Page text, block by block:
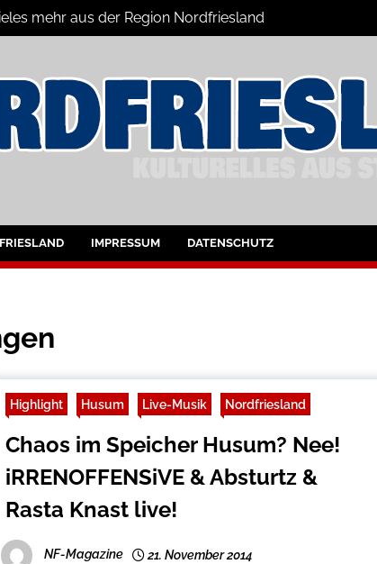
mehr aus der Region Nordfriesland
für Nordfriesland und Husum
IMPRESSUM DATENSCHUTZ
Highlight Husum Live-Musik Nordfriesland
Chaos im Speicher Husum? Nee!
iRRENOFFENSiVE & Absturtz &
Rasta Knast live!
NF-Magazine 21. November 2014